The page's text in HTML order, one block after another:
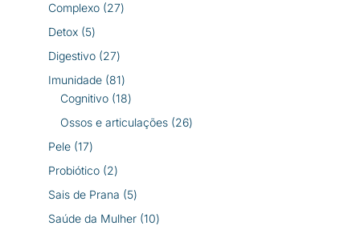
Complexo 2727
Detox 55
produtos
Digestivo 2727
produtos
Imunidade 8181
produtos
Cognitivo 1818
produtos
Ossos e articulações 2626
Pele 1717
produtos
Probiótico 22
produtos
Sais de Prana 55
produtos
Saúde da Mulher 1010